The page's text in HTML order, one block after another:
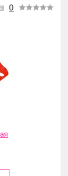
0